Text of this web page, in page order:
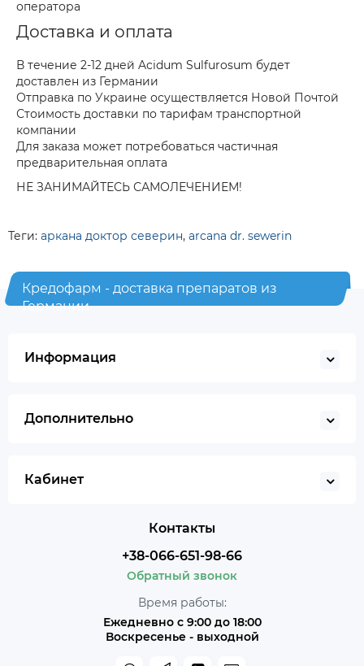
оператора
Доставка и оплата
В течение 2-12 дней Acidum Sulfurosum будет
доставлен из Германии
Отправка по Украине осуществляется Новой Почтой
Стоимость доставки по тарифам транспортной
компании
Для заказа может потребоваться частичная
предварительная оплата
НЕ ЗАНИМАЙТЕСЬ САМОЛЕЧЕНИЕМ!
Теги: аркана доктор северин, arcana dr. sewerin
Кредофарм - доставка препаратов из
Германии
Информация
Дополнительно
Кабинет
Контакты
+38-066-651-98-66
Обратный звонок
Время работы:
Ежедневно с 9:00 до 18:00
Воскресенье - выходной